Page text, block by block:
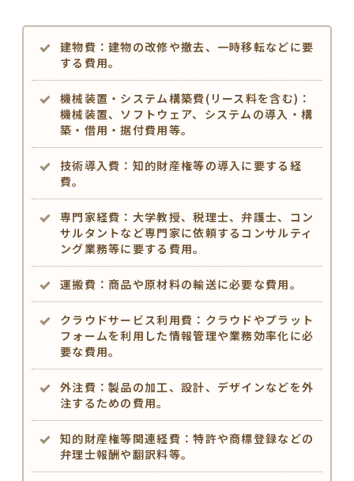
建物費：建物の改修や撤去、一時移転などに要
する費用。
機械装置・システム構築費(リース料を含む)：
機械装置、ソフトウェア、システムの導入・構
築・借用・据付費用等。
技術導入費：知的財産権等の導入に要する経
費。
専門家経費：大学教授、税理士、弁護士、コン
サルタントなど専門家に依頼するコンサルティ
ング業務等に要する費用。
運搬費：商品や原材料の輸送に必要な費用。
クラウドサービス利用費：クラウドやプラット
フォームを利用した情報管理や業務効率化に必
要な費用。
外注費：製品の加工、設計、デザインなどを外
注するための費用。
知的財産権等関連経費：特許や商標登録などの
弁理士報酬や翻訳料等。